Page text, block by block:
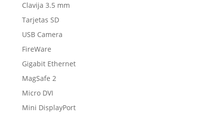
Clavija 3.5 mm
Tarjetas SD
USB Camera
FireWare
Gigabit Ethernet
MagSafe 2
Micro DVI
Mini DisplayPort